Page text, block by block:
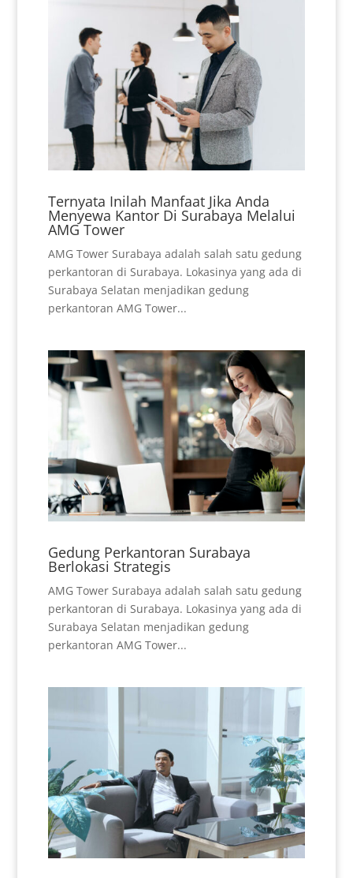
Ternyata Inilah Manfaat Jika Anda
Menyewa Kantor Di Surabaya Melalui
AMG Tower
AMG Tower Surabaya adalah salah satu gedung
perkantoran di Surabaya. Lokasinya yang ada di
Surabaya Selatan menjadikan gedung
perkantoran AMG Tower...
Gedung Perkantoran Surabaya
Berlokasi Strategis
AMG Tower Surabaya adalah salah satu gedung
perkantoran di Surabaya. Lokasinya yang ada di
Surabaya Selatan menjadikan gedung
perkantoran AMG Tower...